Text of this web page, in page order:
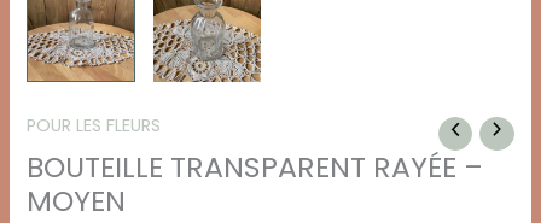
POUR LES FLEURS
BOUTEILLE TRANSPARENT RAYÉE –
MOYEN